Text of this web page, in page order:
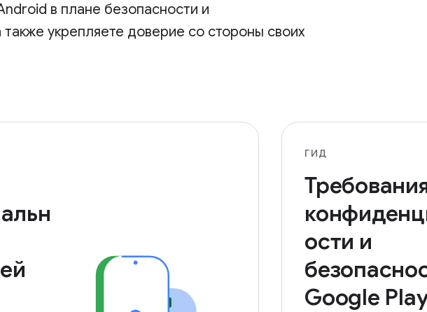
в плане безопасности и
укрепляете доверие со стороны своих
ГИД
ости и
Google